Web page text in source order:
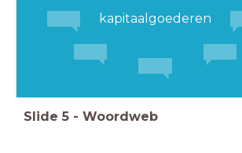
kapitaalgoederen
Slide 5 - Woordweb